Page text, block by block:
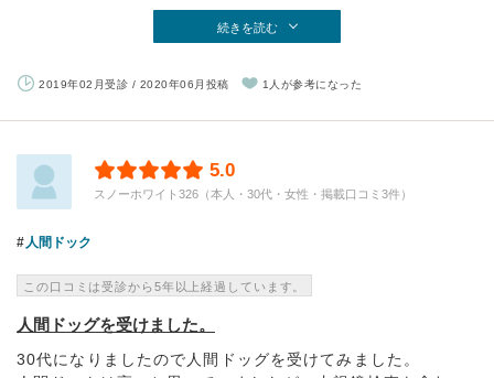
続きを読む
2019年02月受診 / 2020年06月投稿 1人が参考になった
5.0
スノーホワイト326（本人・30代・女性・掲載口コミ3件）
人間ドック
この口コミは受診から5年以上経過しています。
人間ドッグを受けました。
30代になりましたので人間ドッグを受けてみました。